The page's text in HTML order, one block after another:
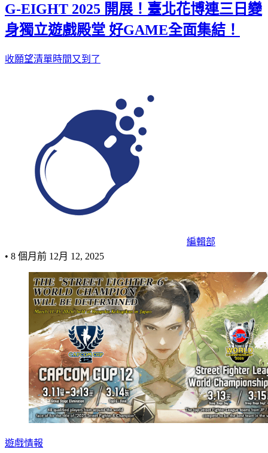
G-EIGHT 2025 開展！臺北花博連三日變
身獨立遊戲殿堂 好GAME全面集結！
收願望清單時間又到了
編輯部
• 8 個月前 12月 12, 2025
遊戲情報